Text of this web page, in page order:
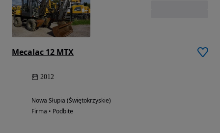
Mecalac 12 MTX
2012
Nowa Słupia (Świętokrzyskie)
Firma • Podbite